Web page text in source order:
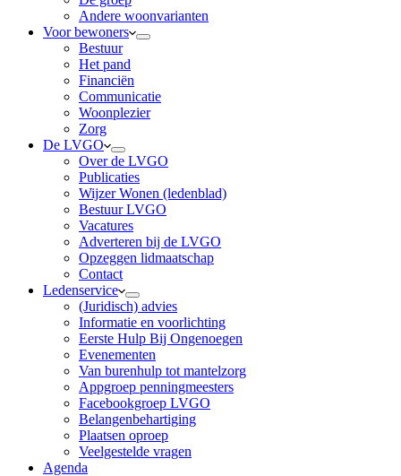
Andere woonvarianten
Voor bewoners
Bestuur
Het pand
Financiën
Communicatie
Woonplezier
Zorg
De LVGO
Over de LVGO
Publicaties
Wijzer Wonen (ledenblad)
Bestuur LVGO
Vacatures
Adverteren bij de LVGO
Opzeggen lidmaatschap
Contact
Ledenservice
(Juridisch) advies
Informatie en voorlichting
Eerste Hulp Bij Ongenoegen
Evenementen
Van burenhulp tot mantelzorg
Appgroep penningmeesters
Facebookgroep LVGO
Belangenbehartiging
Plaatsen oproep
Veelgestelde vragen
Agenda